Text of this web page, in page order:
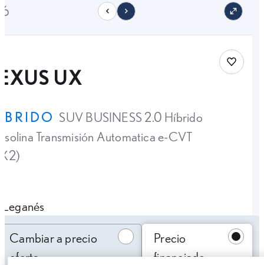
UX
SUV BUSINESS 2.0 Híbrido
Transmisión Automatica e-CVT
Save car
Leganés
Cambiar a precio
oferta
Precio
financiado